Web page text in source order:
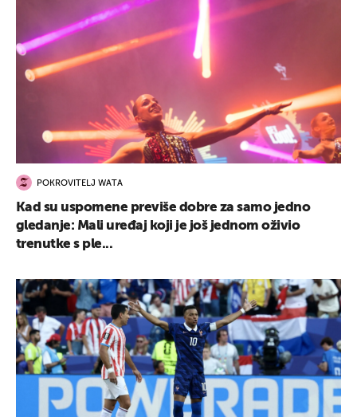
POKROVITELJ WATA
Kad su uspomene previše dobre za samo jedno
gledanje: Mali uređaj koji je još jednom oživio
trenutke s ple...